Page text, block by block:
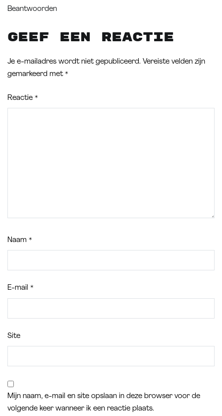
Beantwoorden
Geef een reactie
Je e-mailadres wordt niet gepubliceerd. Vereiste velden zijn
gemarkeerd met *
Reactie *
Naam *
E-mail *
Site
Mijn naam, e-mail en site opslaan in deze browser voor de
volgende keer wanneer ik een reactie plaats.